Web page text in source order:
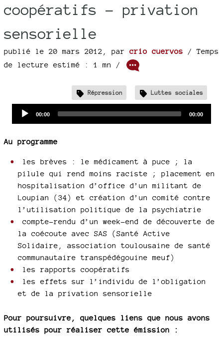
coopératifs - privation
sensorielle
publié le 20 mars 2012 par crio cuervos / Temps
de lecture estimé : 1 mn /
Répression Luttes sociales
Current
00:00
Total
00:00
Au programme
les brèves : le médicament à puce ; la
pilule qui rend moins raciste ; placement en
hospitalisation d’office d’un militant de
Loupian (34) et création d’un comité contre
l’utilisation politique de la psychiatrie
compte-rendu d’un week-end de découverte de
la coécoute avec SAS (Santé Active
Solidaire, association toulousaine de santé
communautaire transpédégouine meuf)
les rapports coopératifs
les effets sur l’individu de l’obligation
et de la privation sensorielle
Pour poursuivre, quelques liens que nous avons
utilisés pour réaliser cette émission :